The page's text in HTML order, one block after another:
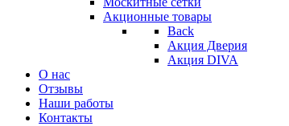
Акционные товары
Back
Акция Дверия
Акция DIVA
О нас
Отзывы
Наши работы
Контакты